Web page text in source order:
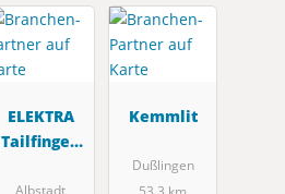
ELEKTRA
Tailfingen
Kemmlit
Dußlingen